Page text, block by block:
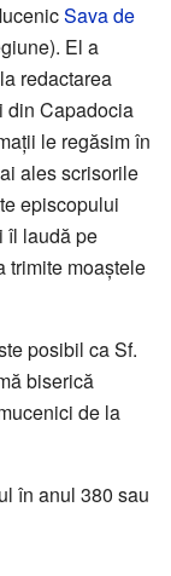
Sava de
El a
redactarea
din Capadocia
le regăsim în
ales scrisorile
episcopului
îl laudă pe
trimite moaștele
posibil ca Sf.
biserică
de la
în anul 380 sau